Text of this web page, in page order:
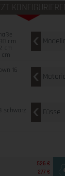
cm
cm
cm
16
schwarz Füsse
526 €
277 €